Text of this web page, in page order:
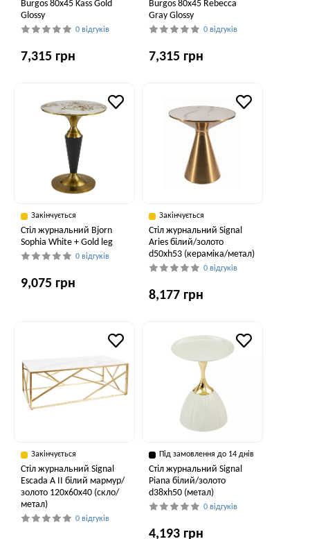
Burgos 80х45 Kass Gold
Glossy
0 відгуків
7,315 грн
Burgos 80х45 Rebecca
Gray Glossy
0 відгуків
7,315 грн
Закінчується
Стіл журнальний Bjorn
Sophia White + Gold leg
0 відгуків
9,075 грн
Закінчується
Стіл журнальний Signal
Aries білий/золото
d50хh53 (кераміка/метал)
0 відгуків
8,177 грн
Закінчується
Стіл журнальний Signal
Escada A II білий мармур/
золото 120х60х40 (скло/
метал)
0 відгуків
Під замовлення до 14 днів
Стіл журнальний Signal
Piana білий/золото
d38хh50 (метал)
0 відгуків
4,193 грн